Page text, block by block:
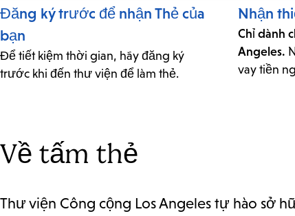
Đăng ký trước để nhận Thẻ của
bạn
Để tiết kiệm thời gian, hãy đăng ký
trước khi đến thư viện để làm thẻ.
Nhận
Chỉ dành
Angeles.
vay tiền
Về tấm thẻ
Thư viện Công cộng Los Angeles tự hào sở